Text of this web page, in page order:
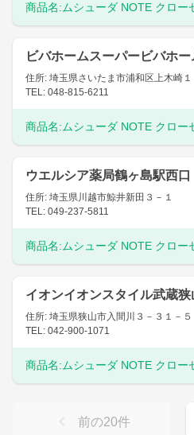
商品名: ムシューダ NOTE クロー
ビバホームスーパービバホ
住所: 埼玉県さいたま市浦和区上木崎１
TEL: 048-815-6211
商品名: ムシューダ NOTE クロー
ウエルシア薬局鶴ヶ島駅西口
住所: 埼玉県川越市鯨井新田３－１
TEL: 049-237-5811
商品名: ムシューダ NOTE クロー
イオンイオンスタイル武蔵狭
住所: 埼玉県狭山市入間川３－３１－５
TEL: 042-900-1071
商品名: ムシューダ NOTE クロー
前の20件